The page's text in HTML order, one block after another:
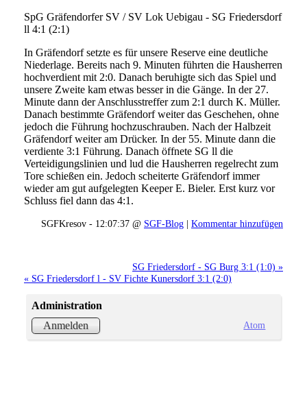
SpG Gräfendorfer SV / SV Lok Uebigau - SG Friedersdorf
ll 4:1 (2:1)
In Gräfendorf setzte es für unsere Reserve eine deutliche
Niederlage. Bereits nach 9. Minuten führten die Hausherren
hochverdient mit 2:0. Danach beruhigte sich das Spiel und
unsere Zweite kam etwas besser in die Gänge. In der 27.
Minute dann der Anschlusstreffer zum 2:1 durch K. Müller.
Danach bestimmte Gräfendorf weiter das Geschehen, ohne
jedoch die Führung hochzuschrauben. Nach der Halbzeit
Gräfendorf weiter am Drücker. In der 55. Minute dann die
verdiente 3:1 Führung. Danach öffnete SG ll die
Verteidigungslinien und lud die Hausherren regelrecht zum
Tore schießen ein. Jedoch scheiterte Gräfendorf immer
wieder am gut aufgelegten Keeper E. Bieler. Erst kurz vor
Schluss fiel dann das 4:1.
SGFKresov - 12:07:37 @ SGF-Blog | Kommentar hinzufügen
SG Friedersdorf - SG Burg 3:1 (1:0) »
« SG Friedersdorf l - SV Fichte Kunersdorf 3:1 (2:0)
Administration
Anmelden
Atom